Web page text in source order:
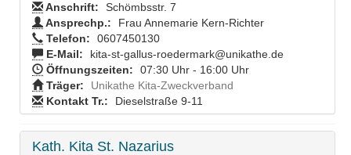
Anschrift:
Schömbsstr. 7
Ansprechp.:
Frau Annemarie Kern-Richter
Telefon:
0607450130
E-Mail:
kita-st-gallus-roedermark@unikathe.de
Öffnungszeiten:
07:30 Uhr - 16:00 Uhr
Träger:
Unikathe Kita-Zweckverband
Kontakt Tr.:
Dieselstraße 9-11
Kath. Kita St. Nazarius